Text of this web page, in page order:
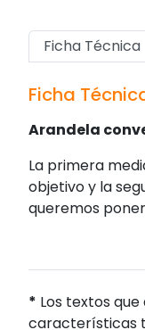
Ficha Técnica
Ficha
Arandela
La primera
objetivo y la
queremos
* Los textos
características